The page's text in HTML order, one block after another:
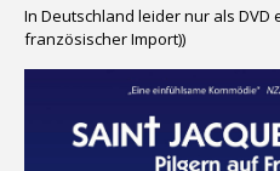
In Deutschland leider nur als DVD
französischer Import))